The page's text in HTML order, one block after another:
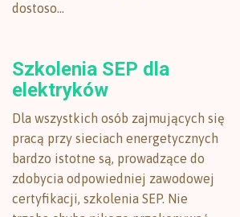
dostoso...
Szkolenia SEP dla
elektryków
Dla wszystkich osób zajmujących się
pracą przy sieciach energetycznych
bardzo istotne są, prowadzące do
zdobycia odpowiedniej zawodowej
certyfikacji, szkolenia SEP. Nie